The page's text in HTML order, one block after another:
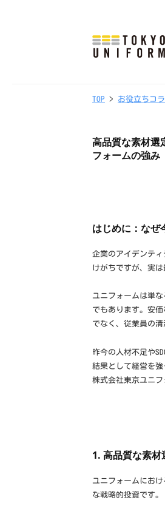
会
東
フ
ォ
ー
ジ
ル
制
ニ
ォ
ム
制
な
ら
2
0
2
b
o
n
f
r
m
TOP > お役立ちコ
高品質な素材選
フォームの強み
はじめに：なぜ
企業のアイデンテ
けがちですが、実は
ユニフォームは単
でもあります。安
でなく、従業員の
昨今の人材不足や
結果として経営を
株式会社東京ユニ
1. 高品質な素
ユニフォームにお
な戦略的投資です。
社
東
ユ
ォ
ー